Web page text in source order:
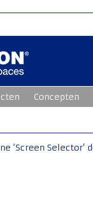
Concepten